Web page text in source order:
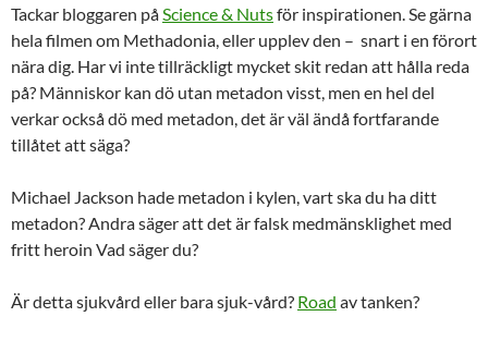
Tackar bloggaren på Science & Nutsför inspirationen. Se gärna
hela filmen om Methadonia, eller upplev den – snart i en förort
nära dig. Har vi inte tillräckligt mycket skit redan att hålla reda
på? Människor kan dö utan metadon visst, men en hel del
verkar också dö med metadon, det är väl ändå fortfarande
tillåtet att säga?
Michael Jackson hade metadon i kylen, vart ska du ha ditt
metadon? Andra säger att det är falsk medmänsklighet med
fritt heroin Vad säger du?
Är detta sjukvård eller bara sjuk-vård? Road av tanken?